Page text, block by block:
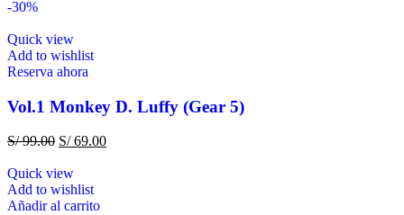
-30%
Quick view
Add to wishlist
Reserva ahora
Vol.1 Monkey D. Luffy (Gear 5)
S/99.00 S/69.00
Quick view
Add to wishlist
Añadir al carrito